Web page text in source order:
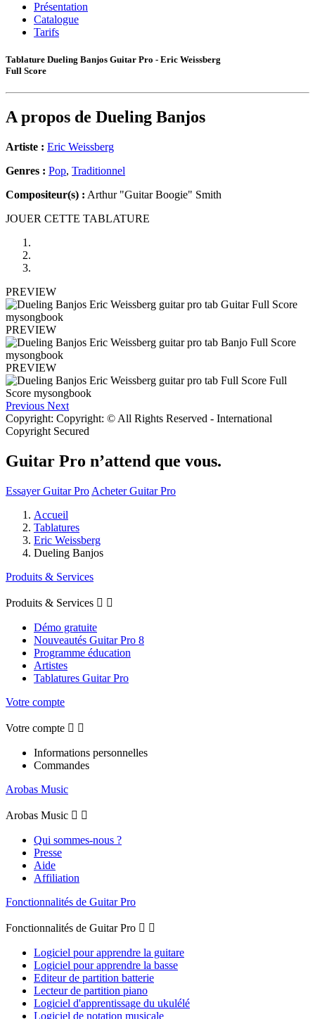
Présentation
Catalogue
Tarifs
Tablature Dueling Banjos Guitar Pro - Eric Weissberg
Full Score
A propos de Dueling Banjos
Artiste : Eric Weissberg
Genres : Pop, Traditionnel
Compositeur(s) : Arthur "Guitar Boogie" Smith
JOUER CETTE TABLATURE
PREVIEW
PREVIEW
PREVIEW
Previous Next
Copyright: Copyright: © All Rights Reserved - International
Copyright Secured
Guitar Pro n’attend que vous.
Essayer Guitar Pro Acheter Guitar Pro
Accueil
Tablatures
Eric Weissberg
Dueling Banjos
Produits & Services
Produits & Services  
Démo gratuite
Nouveautés Guitar Pro 8
Programme éducation
Artistes
Tablatures Guitar Pro
Votre compte
Votre compte  
Informations personnelles
Commandes
Arobas Music
Arobas Music  
Qui sommes-nous ?
Presse
Aide
Affiliation
Fonctionnalités de Guitar Pro
Fonctionnalités de Guitar Pro  
Logiciel pour apprendre la guitare
Logiciel pour apprendre la basse
Editeur de partition batterie
Lecteur de partition piano
Logiciel d'apprentissage du ukulélé
Logiciel de notation musicale